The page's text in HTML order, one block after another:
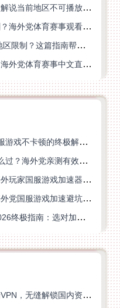
在加拿大看咪咕视频世界杯中文解说当前地区不可播放？这篇指南帮你一键解决
在日本看央视频世界杯地区限制？海外党体育赛事观看终极指南
在国外看世界杯阿根廷VS埃及地区限制？这篇指南帮你搞定中文直播+解说
在香港看抖音世界杯无法播放？海外党体育赛事中文直播终极指南
在英国打激战2卡吗？海外党国服游戏不卡顿的终极解决方案
放开那三国3海外加速器测评怎么过？海外党亲测有效的国服游戏加速指南
英国怎么玩巅峰战舰不卡顿？海外玩家国服游戏加速器终极指南
印尼的人怎么玩战双帕弥什？海外党国服游戏加速避坑指南
在美国玩天涯明月刀总卡顿？2026终极指南：选对加速器让你丝滑连招
海外党必看：如何选对回国翻墙VPN，无缝解锁国内资源？